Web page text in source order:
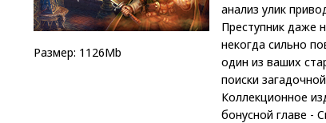
Размер: 1126Mb
анализ улик
Преступник даже
некогда сильно
один из ваших
поиски
Коллекционное
бонусной главе -